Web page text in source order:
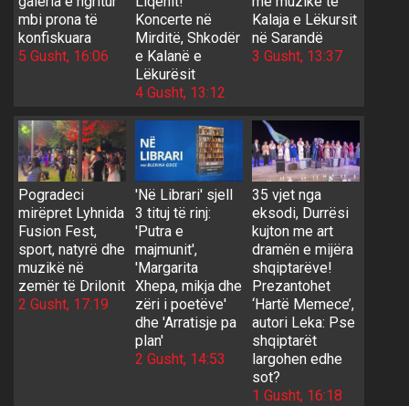
mbi prona të
konfiskuara
5 Gusht, 16:06
Koncerte në
Mirditë, Shkodër
e Kalanë e
Lëkurësit
4 Gusht, 13:12
Kalaja e Lëkursit
në Sarandë
3 Gusht, 13:37
Pogradeci
mirëpret Lyhnida
Fusion Fest,
sport, natyrë dhe
muzikë në
zemër të Drilonit
2 Gusht, 17:19
'Në Librari' sjell
3 tituj të rinj:
'Putra e
majmunit',
'Margarita
Xhepa, mikja dhe
zëri i poetëve'
dhe 'Arratisje pa
plan'
2 Gusht, 14:53
35 vjet nga
eksodi, Durrësi
kujton me art
dramën e mijëra
shqiptarëve!
Prezantohet
‘Hartë Memece’,
autori Leka: Pse
shqiptarët
largohen edhe
sot?
1 Gusht, 16:18